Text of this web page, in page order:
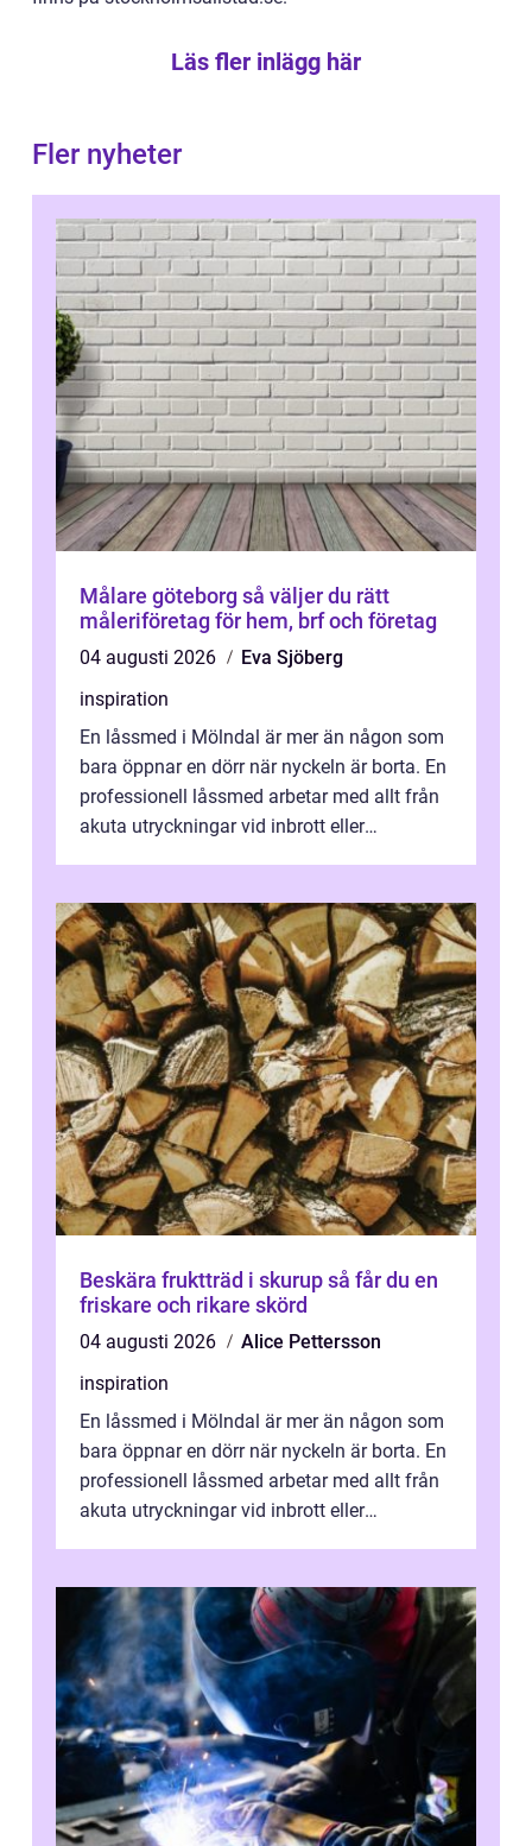
Läs fler inlägg här
Fler nyheter
Målare göteborg så väljer du rätt
måleriföretag för hem, brf och företag
04 augusti 2026
Eva Sjöberg
inspiration
En låssmed i Mölndal är mer än någon som
bara öppnar en dörr när nyckeln är borta. En
professionell låssmed arbetar med allt från
akuta utryckningar vid inbrott eller
Beskära fruktträd i skurup så får du en
friskare och rikare skörd
04 augusti 2026
Alice Pettersson
inspiration
En låssmed i Mölndal är mer än någon som
bara öppnar en dörr när nyckeln är borta. En
professionell låssmed arbetar med allt från
akuta utryckningar vid inbrott eller